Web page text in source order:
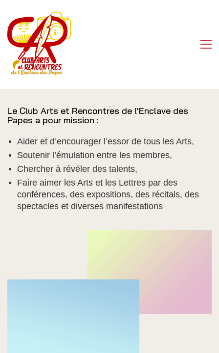
Le Club Arts et Rencontres de l'Enclave des
Papes a pour mission :
Aider et d’encourager l’essor de tous les Arts,
Soutenir l’émulation entre les membres,
Chercher à révéler des talents,
Faire aimer les Arts et les Lettres par des
conférences, des expositions, des récitals, des
spectacles et diverses manifestations